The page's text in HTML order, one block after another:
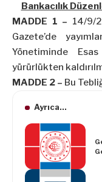
Bankacılık
MADDE 1 – 14/9/
Gazete’de
Yönetiminde
yürürlükten
MADDE 2 – Bu
Ayrıca...